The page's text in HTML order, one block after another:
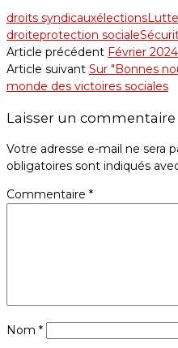
droits syndicauxélections
droiteprotection sociale
Article précédent Février
Article suivant Sur "Bonnes
monde des victoires sociales
Laisser un commentaire
Votre adresse e-mail ne sera
obligatoires sont indiqués
Commentaire *
Nom *